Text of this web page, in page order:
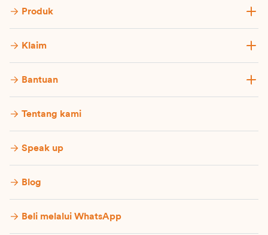
Produk
Klaim
Bantuan
Tentang kami
Speak up
Blog
Beli melalui WhatsApp